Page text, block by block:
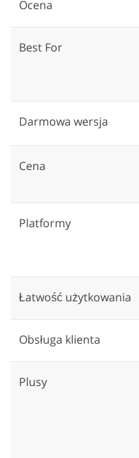
Ocena
Best For
Darmowa wersja
Cena
Platformy
Łatwość użytkowania
Obsługa klienta
Plusy